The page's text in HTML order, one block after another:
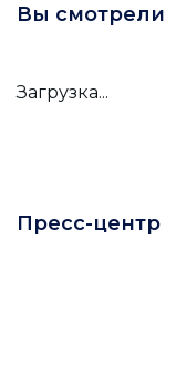
Вы смотрели
Загрузка...
Пресс-центр